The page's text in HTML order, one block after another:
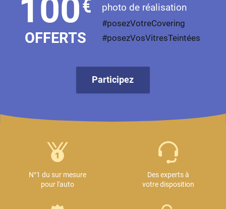
Maybach
Mazda
MG
Mitsubishi
100€
OFFERTS
photo de réalisation
#posezVotreCovering
#posezVosVitresTeintées
Participez
N°1 du sur mesure
pour l'auto
Des experts à
votre disposition